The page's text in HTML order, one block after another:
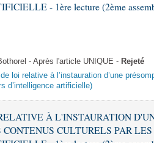
des lois
- 1ère lecture (2ème
- Après l'article UNIQUE - Rejeté
loi relative à l’instauration d’une
d’intelligence artificielle)
À L'INSTAURATION
CULTURELS PAR LES